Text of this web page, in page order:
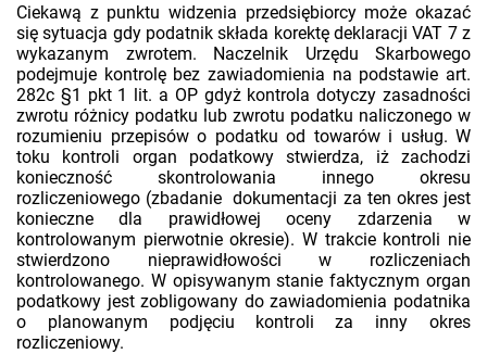
Ciekawą z punktu widzenia przedsiębiorcy może okazać
się sytuacja gdy podatnik składa korektę deklaracji VAT 7 z
wykazanym zwrotem. Naczelnik Urzędu Skarbowego
podejmuje kontrolę bez zawiadomienia na podstawie art.
282c §1 pkt 1 lit. a OP gdyż kontrola dotyczy zasadności
zwrotu różnicy podatku lub zwrotu podatku naliczonego w
rozumieniu przepisów o podatku od towarów i usług. W
toku kontroli organ podatkowy stwierdza, iż zachodzi
konieczność skontrolowania innego okresu
rozliczeniowego (zbadanie dokumentacji za ten okres jest
konieczne dla prawidłowej oceny zdarzenia w
kontrolowanym pierwotnie okresie). W trakcie kontroli nie
stwierdzono nieprawidłowości w rozliczeniach
kontrolowanego. W opisywanym stanie faktycznym organ
podatkowy jest zobligowany do zawiadomienia podatnika
o planowanym podjęciu kontroli za inny okres
rozliczeniowy.